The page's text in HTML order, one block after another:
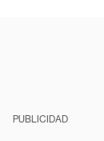
PUBLICIDAD